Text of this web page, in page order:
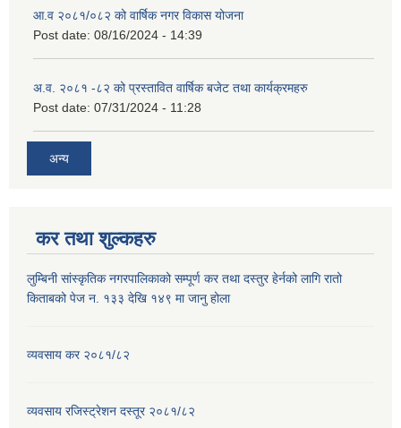
आ.व २०८१/०८२ को वार्षिक नगर विकास योजना
Post date: 08/16/2024 - 14:39
अ.व. २०८१ -८२ को प्रस्तावित वार्षिक बजेट तथा कार्यक्रमहरु
Post date: 07/31/2024 - 11:28
अन्य
कर तथा शुल्कहरु
लुम्बिनी सांस्कृतिक नगरपालिकाको सम्पूर्ण कर तथा दस्तुर हेर्नको लागि रातो
किताबको पेज न. १३३ देखि १४९ मा जानु होला
व्यवसाय कर २०८१/८२
व्यवसाय रजिस्ट्रेशन दस्तूर २०८१/८२